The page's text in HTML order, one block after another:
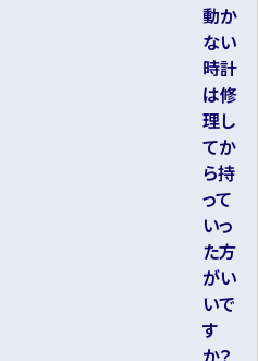
動か
ない
時計
は修
理し
てか
ら持
って
いっ
た方
がい
いで
す
か？